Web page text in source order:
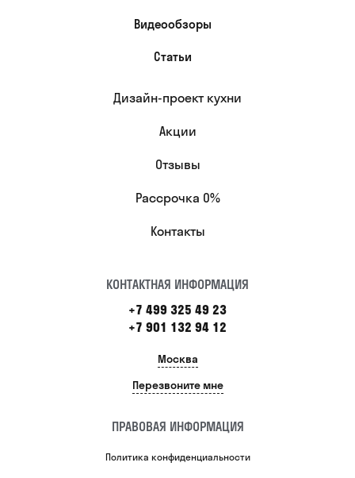
Видеообзоры
Статьи
Дизайн-проект кухни
Акции
Отзывы
Рассрочка 0%
Контакты
КОНТАКТНАЯ ИНФОРМАЦИЯ
+7 499 325 49 23
+7 901 132 94 12
Москва
Перезвоните мне
ПРАВОВАЯ ИНФОРМАЦИЯ
Политика конфиденциальности